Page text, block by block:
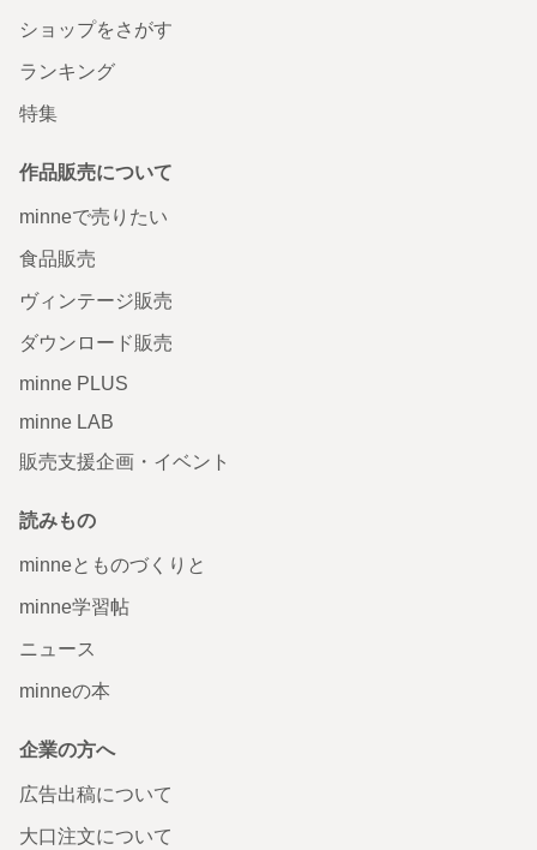
ショップをさがす
ランキング
特集
作品販売について
minneで売りたい
食品販売
ヴィンテージ販売
ダウンロード販売
minne PLUS
minne LAB
販売支援企画・イベント
読みもの
minneとものづくりと
minne学習帖
ニュース
minneの本
企業の方へ
広告出稿について
大口注文について